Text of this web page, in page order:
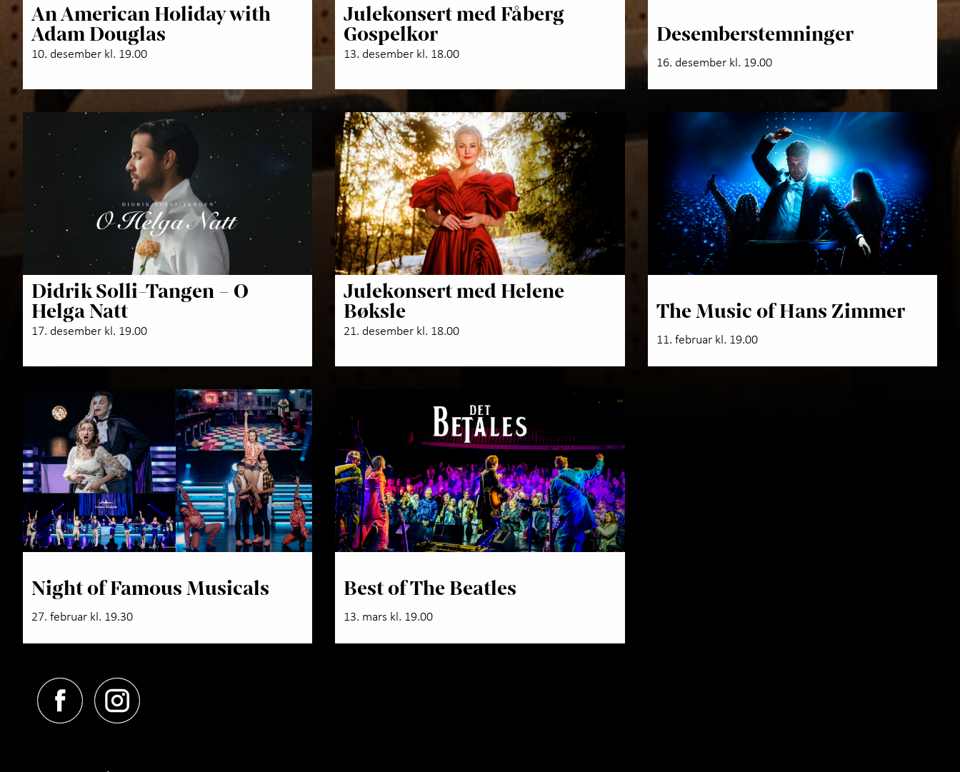
An American Holiday with
Adam Douglas
10. desember kl. 19.00
Julekonsert med Fåberg
Gospelkor
13. desember kl. 18.00
Desemberstemninger
16. desember kl. 19.00
Didrik Solli-Tangen – O
Helga Natt
17. desember kl. 19.00
Julekonsert med Helene
Bøksle
21. desember kl. 18.00
The Music of Hans Zimmer
11. februar kl. 19.00
Night of Famous Musicals
27. februar kl. 19.30
Best of The Beatles
13. mars kl. 19.00